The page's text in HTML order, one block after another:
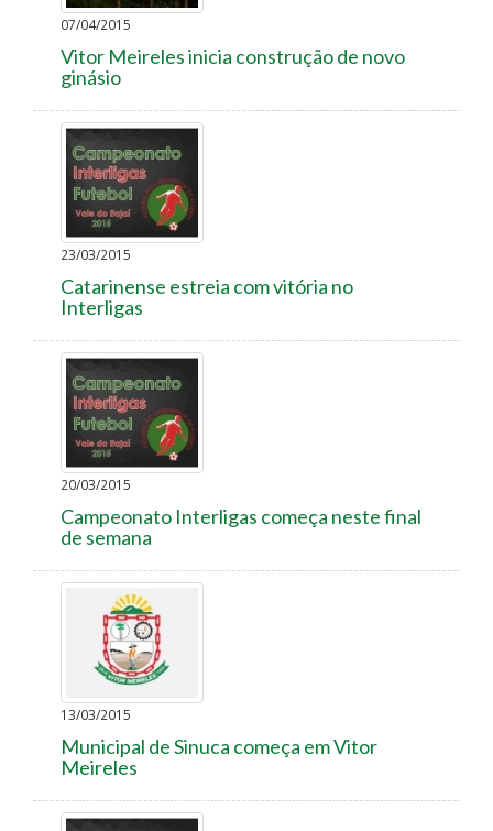
07/04/2015
Vitor Meireles inicia construção de novo
ginásio
23/03/2015
Catarinense estreia com vitória no
Interligas
20/03/2015
Campeonato Interligas começa neste final
de semana
13/03/2015
Municipal de Sinuca começa em Vitor
Meireles